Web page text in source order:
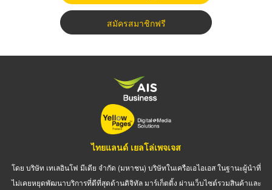
สมัครสมาชิกฟรี
ไทยแลนด์ เยลโล่เพจเจส
โดย บริษัท เทเลอินโฟ มีเดีย จำกัด (มหาชน) บริษัทในเครือเอไอเอส ในฐานะผู้นำที่
ไม่เคยหยุดพัฒนาบริการที่ดีที่สุดด้านดิจิทัล มาร์เก็ตติ้ง ผ่านเว็บไซต์รวมสินค้าและ